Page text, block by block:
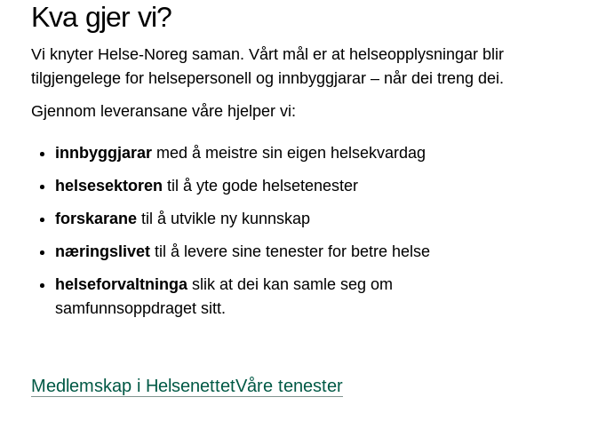
Kva gjer vi?
Vi knyter Helse-Noreg saman. Vårt mål er at helseopplysningar blir
tilgjengelege for helsepersonell og innbyggjarar – når dei treng dei.
Gjennom leveransane våre hjelper vi:
innbyggjararmed å meistre sin eigen helsekvardag
helsesektoren til å yte gode helsetenester
forskaranetil å utvikle ny kunnskap
næringslivet til å levere sine tenester for betre helse
helseforvaltningaslik at dei kan samle seg om
samfunnsoppdraget sitt.
Medlemskap i HelsenettetVåre tenester